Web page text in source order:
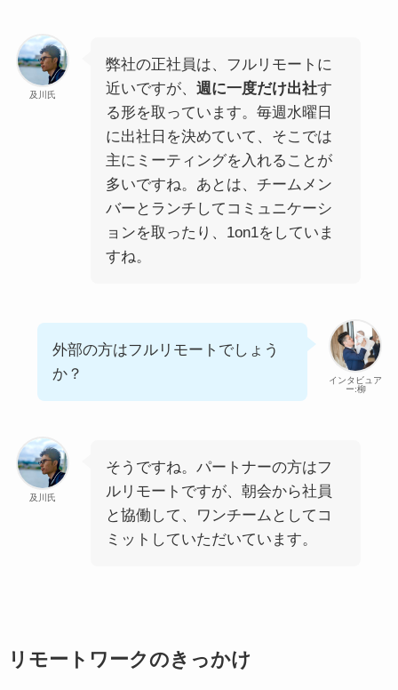
及川氏
弊社の正社員は、フルリモートに
近いですが、 週に一度だけ出社す
る形を取っています。毎週水曜日
に出社日を決めていて、そこでは
主にミーティングを入れることが
多いですね。あとは、チームメン
バーとランチしてコミュニケーシ
ョンを取ったり、1on1をしていま
すね。
インタビュア
ー:柳
外部の方はフルリモートでしょう
か？
及川氏
そうですね。パートナーの方はフ
ルリモートですが、朝会から社員
と協働して、ワンチームとしてコ
ミットしていただいています。
リモートワークのきっかけ